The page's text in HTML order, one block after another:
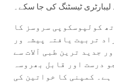
لیبارٹری ٹیسٹنگ کی جا سکے۔
کولپوسکوپی سروسز کا
تربیت یافتہ پیشہ ور
جدید ترین طبی آلات سے
درست اور قابل بھروسہ
کمپنی کا خواتین کی